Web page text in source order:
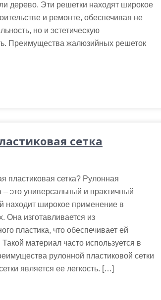
дерево. Эти решетки находят широкое
и ремонте, обеспечивая не
но и эстетическую
Преимущества жалюзийных решеток
сетка
пластиковая сетка? Рулонная
– это универсальный и практичный
находит широкое применение в
Она изготавливается из
пластика, что обеспечивает ей
материал часто используется в
рулонной пластиковой сетки
является ее легкость. […]